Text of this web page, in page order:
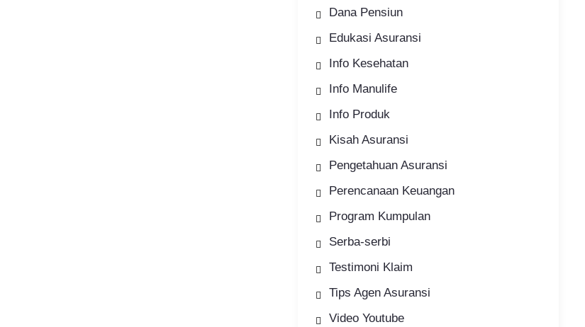
Dana Pensiun
Edukasi Asuransi
Info Kesehatan
Info Manulife
Info Produk
Kisah Asuransi
Pengetahuan Asuransi
Perencanaan Keuangan
Program Kumpulan
Serba-serbi
Testimoni Klaim
Tips Agen Asuransi
Video Youtube